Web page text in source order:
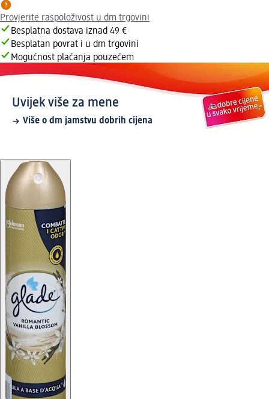
Provjerite raspoloživost u dm trgovini
Besplatna dostava iznad 49 €
Besplatan povrat i u dm trgovini
Mogućnost plaćanja pouzećem
Uvijek više za mene
Više o dm jamstvu dobrih cijena